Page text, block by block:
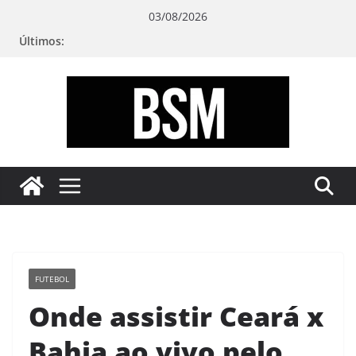
03/08/2026
Últimos:
sua
Mente
FUTEBOL
Onde assistir Ceará x